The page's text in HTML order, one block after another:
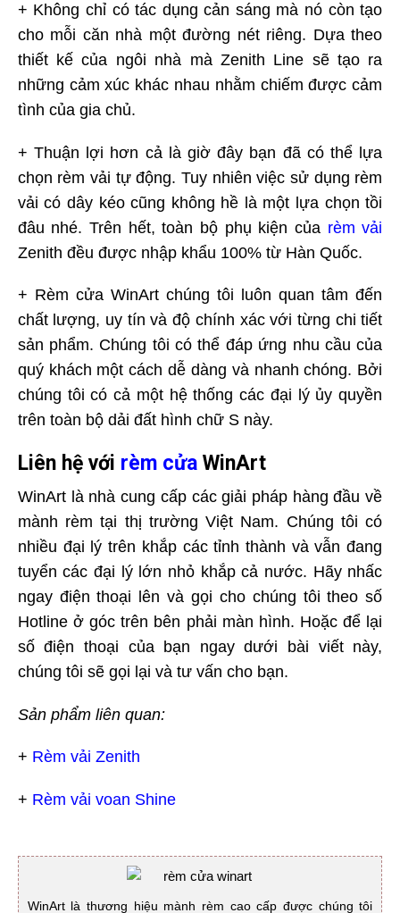
+ Không chỉ có tác dụng cản sáng mà nó còn tạo
cho mỗi căn nhà một đường nét riêng. Dựa theo
thiết kế của ngôi nhà mà Zenith Line sẽ tạo ra
những cảm xúc khác nhau nhằm chiếm được cảm
tình của gia chủ.
+ Thuận lợi hơn cả là giờ đây bạn đã có thể lựa
chọn rèm vải tự động. Tuy nhiên việc sử dụng rèm
vải có dây kéo cũng không hề là một lựa chọn tồi
đâu nhé. Trên hết, toàn bộ phụ kiện của rèm vải
Zenith đều được nhập khẩu 100% từ Hàn Quốc.
+ Rèm cửa WinArt chúng tôi luôn quan tâm đến
chất lượng, uy tín và độ chính xác với từng chi tiết
sản phẩm. Chúng tôi có thể đáp ứng nhu cầu của
quý khách một cách dễ dàng và nhanh chóng. Bởi
chúng tôi có cả một hệ thống các đại lý ủy quyền
trên toàn bộ dải đất hình chữ S này.
Liên hệ với rèm cửaWinArt
WinArt là nhà cung cấp các giải pháp hàng đầu về
mành rèm tại thị trường Việt Nam. Chúng tôi có
nhiều đại lý trên khắp các tỉnh thành và vẫn đang
tuyển các đại lý lớn nhỏ khắp cả nước. Hãy nhấc
ngay điện thoại lên và gọi cho chúng tôi theo số
Hotline ở góc trên bên phải màn hình. Hoặc để lại
số điện thoại của bạn ngay dưới bài viết này,
chúng tôi sẽ gọi lại và tư vấn cho bạn.
Sản phẩm liên quan:
+ Rèm vải Zenith
+ Rèm vải voan Shine
WinArt là thương hiệu mành rèm cao cấp được chúng tôi